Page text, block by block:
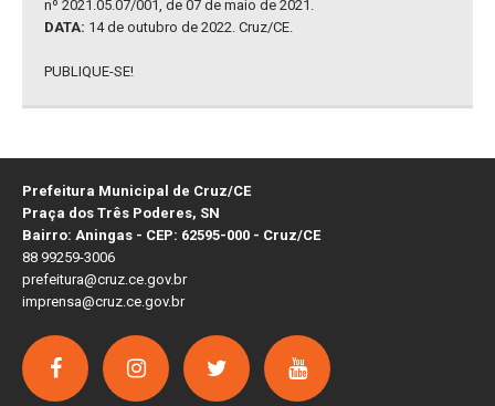
nº 2021.05.07/001, de 07 de maio de 2021.
DATA: 14 de outubro de 2022. Cruz/CE.
PUBLIQUE-SE!
Prefeitura Municipal de Cruz/CE
Praça dos Três Poderes, SN
Bairro: Aningas - CEP: 62595-000 - Cruz/CE
88 99259-3006
prefeitura@cruz.ce.gov.br
imprensa@cruz.ce.gov.br